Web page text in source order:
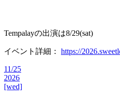
Tempalayの出演は8/29(sat)
イベント詳細： https://
11/25
2026
[wed]